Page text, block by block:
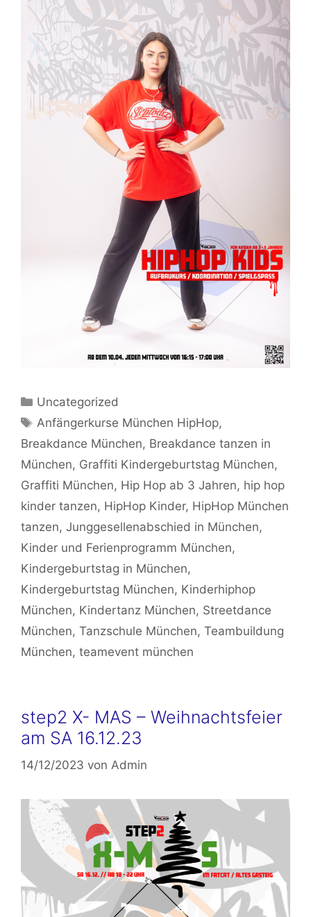
Kategorien
Uncategorized
Schlagwörter
Anfängerkurse München HipHop,
Breakdance München, Breakdance tanzen in
München, Graffiti Kindergeburtstag München,
Graffiti München, Hip Hop ab 3 Jahren, hip hop
kinder tanzen, HipHop Kinder, HipHop München
tanzen, Junggesellenabschied in München,
Kinder und Ferienprogramm München,
Kindergeburtstag in München,
Kindergeburtstag München, Kinderhiphop
München, Kindertanz München, Streetdance
München, Tanzschule München, Teambuildung
München, teamevent münchen
step2 X- MAS – Weihnachtsfeier
am SA 16.12.23
14/12/2023 von Admin